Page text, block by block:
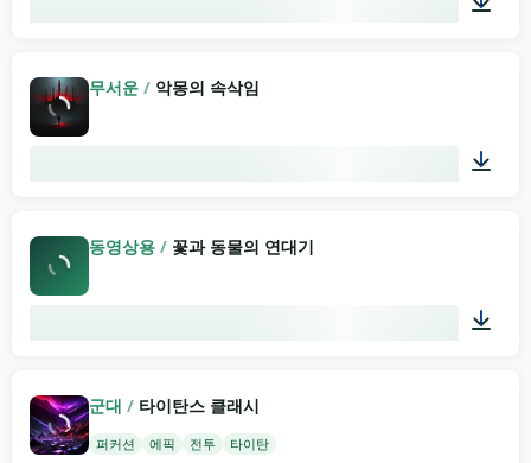
무서운 / 악몽의 속삭임
동영상용 / 꽃과 동물의 연대기
군대 / 타이탄스 클래시
퍼커션 에픽 전투 타이탄